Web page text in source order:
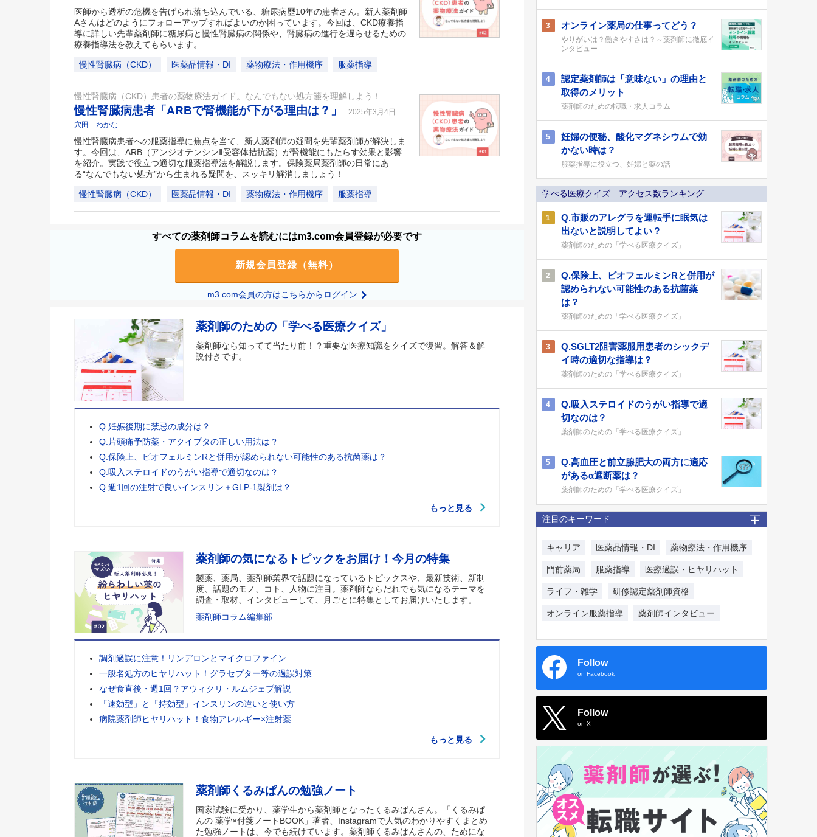
医師から透析の危機を告げられ落ち込んでいる、糖尿病歴10年の患者さん。新人薬剤師
Aさんはどのようにフォローアップすればよいのか困っています。今回は、CKD療養指
導に詳しい先輩薬剤師に糖尿病と慢性腎臓病の関係や、腎臓病の進行を遅らせるための
療養指導法を教えてもらいます。
慢性腎臓病（CKD） 医薬品情報・DI 薬物療法・作用機序 服薬指導
慢性腎臓病（CKD）患者の薬物療法ガイド。なんでもない処方箋を理解しよう！
慢性腎臓病患者「ARBで腎機能が下がる理由は？」
2025年3月4日
穴田 わかな
慢性腎臓病患者への服薬指導に焦点を当て、新人薬剤師の疑問を先輩薬剤師が解決しま
す。今回は、ARB（アンジオテンシンⅡ受容体拮抗薬）が腎機能にもたらす効果と影響
を紹介。実践で役立つ適切な服薬指導法を解説します。保険薬局薬剤師の日常にあ
る“なんでもない処方”から生まれる疑問を、スッキリ解消しましょう！
慢性腎臓病（CKD） 医薬品情報・DI 薬物療法・作用機序 服薬指導
すべての薬剤師コラムを読むにはm3.com会員登録が必要です
新規会員登録（無料）
m3.com会員の方はこちらからログイン
薬剤師のための「学べる医療クイズ」
薬剤師なら知ってて当たり前！？重要な医療知識をクイズで復習。解答＆解
説付きです。
Q.妊娠後期に禁忌の成分は？
Q.片頭痛予防薬・アクイプタの正しい用法は？
Q.保険上、ビオフェルミンRと併用が認められない可能性のある抗菌薬は？
Q.吸入ステロイドのうがい指導で適切なのは？
Q.週1回の注射で良いインスリン＋GLP-1製剤は？
もっと見る
薬剤師の気になるトピックをお届け！今月の特集
製薬、薬局、薬剤師業界で話題になっているトピックスや、最新技術、新制
度、話題のモノ、コト、人物に注目。薬剤師ならだれでも気になるテーマを
調査・取材、インタビューして、月ごとに特集としてお届けいたします。
薬剤師コラム編集部
調剤過誤に注意！リンデロンとマイクロファイン
一般名処方のヒヤリハット！グラセプター等の過誤対策
なぜ食直後・週1回？アウィクリ・ルムジェブ解説
「速効型」と「持効型」インスリンの違いと使い方
病院薬剤師ヒヤリハット！食物アレルギー×注射薬
もっと見る
薬剤師くるみぱんの勉強ノート
国家試験に受かり、薬学生から薬剤師となったくるみぱんさん。「くるみぱ
んの 薬学×付箋ノートBOOK」著者、Instagramで人気のわかりやすくまとめ
た勉強ノートは、今でも続けています。薬剤師くるみぱんさんの、ためにな
3 オンライン薬局の仕事ってどう？
やりがいは？働きやすさは？～薬剤師に徹底イ
ンタビュー
4
認定薬剤師は「意味ない」の理由と
取得のメリット
薬剤師のための転職・求人コラム
5
妊婦の便秘、酸化マグネシウムで効
かない時は？
服薬指導に役立つ、妊婦と薬の話
学べる医療クイズ アクセス数ランキング
1
Q.市販のアレグラを運転手に眠気は
出ないと説明してよい？
薬剤師のための「学べる医療クイズ」
2
Q.保険上、ビオフェルミンRと併用が
認められない可能性のある抗菌薬
は？
薬剤師のための「学べる医療クイズ」
3
Q.SGLT2阻害薬服用患者のシックデ
イ時の適切な指導は？
薬剤師のための「学べる医療クイズ」
4
Q.吸入ステロイドのうがい指導で適
切なのは？
薬剤師のための「学べる医療クイズ」
5
Q.高血圧と前立腺肥大の両方に適応
があるα遮断薬は？
薬剤師のための「学べる医療クイズ」
注目のキーワード
キャリア 医薬品情報・DI 薬物療法・作用機序
門前薬局 服薬指導 医療過誤・ヒヤリハット
ライフ・雑学 研修認定薬剤師資格
オンライン服薬指導 薬剤師インタビュー
Follow
on Facebook
Follow
on X